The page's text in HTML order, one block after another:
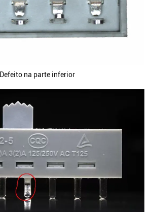
Defeito na parte inferior